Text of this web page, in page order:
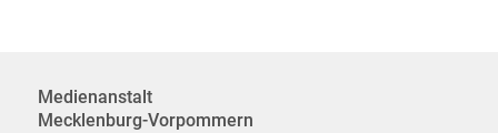
Medienanstalt
Mecklenburg-Vorpommern